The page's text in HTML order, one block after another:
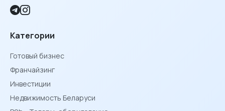
Категории
Готовый бизнес
Франчайзинг
Инвестиции
Недвижимость Беларуси